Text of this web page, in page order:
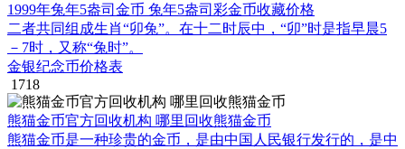
1999年兔年5盎司金币 兔年5盎司彩金币收藏价格
二者共同组成生肖“卯兔”。在十二时辰中，“卯”时是指早晨5
－7时，又称“兔时”。
金银纪念币价格表
1718
熊猫金币官方回收机构 哪里回收熊猫金币
熊猫金币是一种珍贵的金币，是由中国人民银行发行的，是中